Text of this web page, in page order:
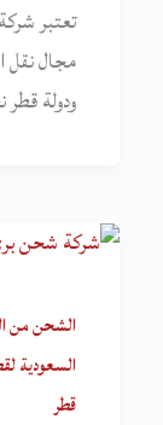
تعتبر
مجال نقل
ودولة
الشحن من
السعودية
قطر